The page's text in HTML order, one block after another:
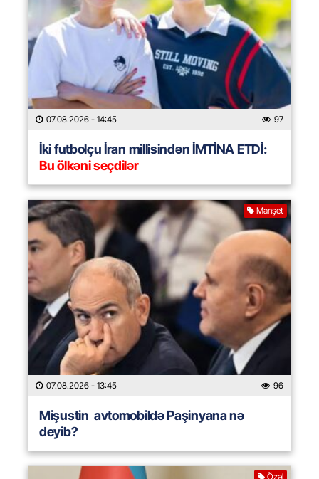
07.08.2026 - 14:45 97
İki futbolçu İran millisindən İMTİNA ETDİ:
Bu ölkəni seçdilər
Manşet
07.08.2026 - 13:45 96
Mişustin avtomobildə Paşinyana nə
deyib?
Özəl